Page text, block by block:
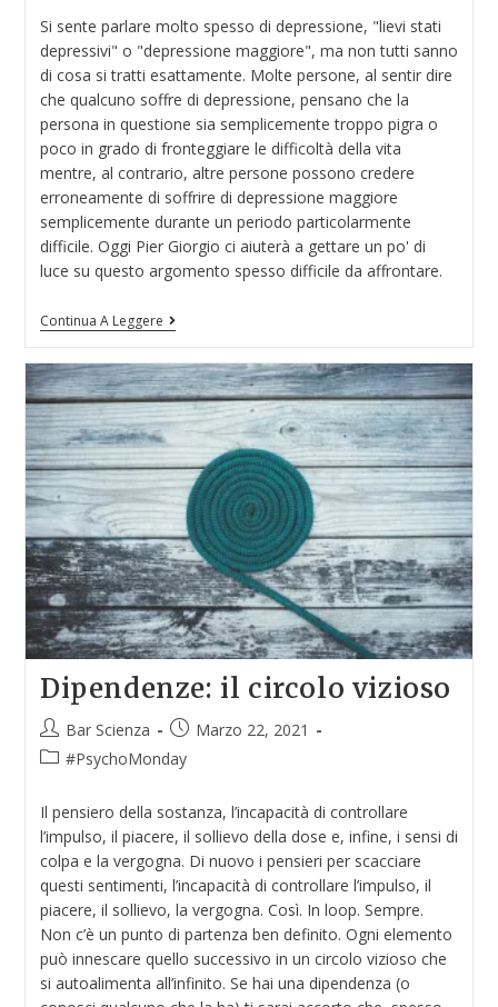
Si sente parlare molto spesso di depressione, "lievi stati
depressivi" o "depressione maggiore", ma non tutti sanno
di cosa si tratti esattamente. Molte persone, al sentir dire
che qualcuno soffre di depressione, pensano che la
persona in questione sia semplicemente troppo pigra o
poco in grado di fronteggiare le difficoltà della vita
mentre, al contrario, altre persone possono credere
erroneamente di soffrire di depressione maggiore
semplicemente durante un periodo particolarmente
difficile. Oggi Pier Giorgio ci aiuterà a gettare un po' di
luce su questo argomento spesso difficile da affrontare.
Continua A Leggere
Dipendenze: il circolo vizioso
Bar Scienza
Marzo 22, 2021
#PsychoMonday
Il pensiero della sostanza, l’incapacità di controllare
l’impulso, il piacere, il sollievo della dose e, infine, i sensi di
colpa e la vergogna. Di nuovo i pensieri per scacciare
questi sentimenti, l’incapacità di controllare l’impulso, il
piacere, il sollievo, la vergogna. Così. In loop. Sempre.
Non c’è un punto di partenza ben definito. Ogni elemento
può innescare quello successivo in un circolo vizioso che
si autoalimenta all’infinito. Se hai una dipendenza (o